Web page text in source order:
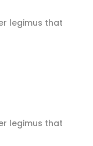
legimus that
legimus that